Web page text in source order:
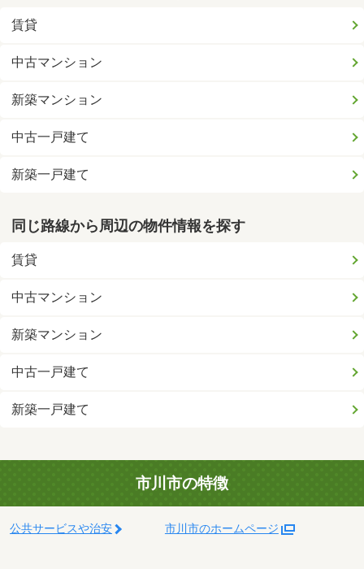
賃貸
中古マンション
新築マンション
中古一戸建て
新築一戸建て
同じ路線から周辺の物件情報を探す
賃貸
中古マンション
新築マンション
中古一戸建て
新築一戸建て
市川市の特徴
公共サービスや治安 市川市のホームページ